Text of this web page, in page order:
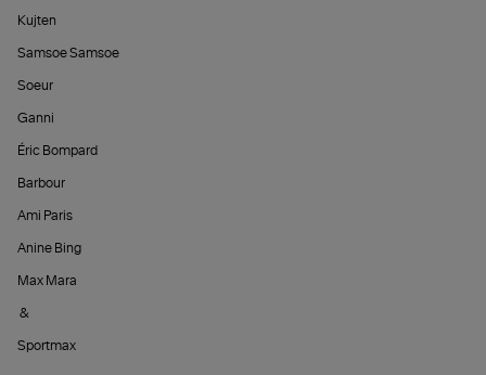
Kujten
Samsoe Samsoe
Soeur
Ganni
Éric Bompard
Barbour
Ami Paris
Anine Bing
Max Mara
&
Sportmax